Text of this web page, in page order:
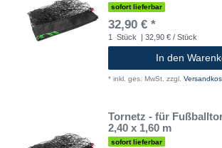
sofort lieferbar
32,90 € *
1 Stück | 32,90 € / Stück
In den
* inkl. ges. MwSt. zzgl.
Tornetz - für
2,40 x 1,60 m
sofort lieferbar